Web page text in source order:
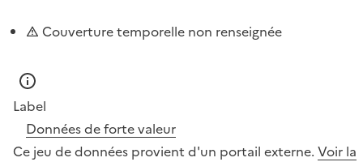
Couverture temporelle non renseignée
Label
Données de forte valeur
Ce jeu de données provient d'un portail externe. Voir la